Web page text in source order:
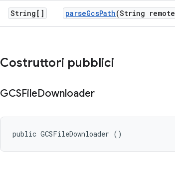
String[] parseGcsPath(String remote
Costruttori pubblici
GCSFileDownloader
public GCSFileDownloader ()